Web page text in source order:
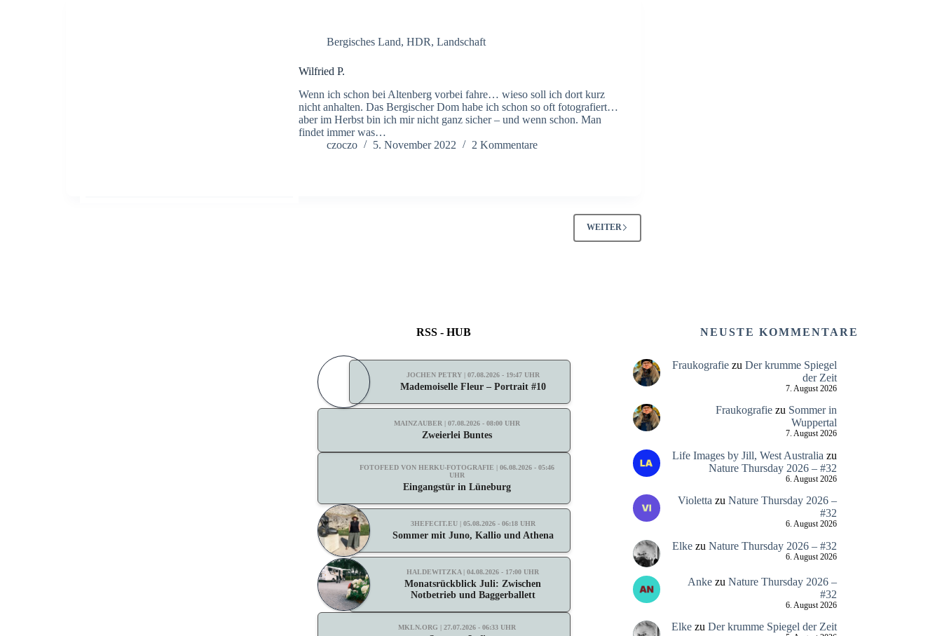
Bergisches Land,HDR,Landschaft
Wilfried P.
Wenn ich schon bei Altenberg vorbei fahre… wieso soll ich dort kurz
nicht anhalten. Das Bergischer Dom habe ich schon so oft fotografiert…
aber im Herbst bin ich mir nicht ganz sicher – und wenn schon. Man
findet immer was…
czoczo
5. November 2022 2 Kommentare
WEITER
RSS - HUB
JOCHEN PETRY | 07.08.2026 - 19:47 UHR
Mademoiselle Fleur – Portrait #10
MAINZAUBER | 07.08.2026 - 08:00 UHR
Zweierlei Buntes
FOTOFEED VON HERKU-FOTOGRAFIE | 06.08.2026 - 05:46
UHR
Eingangstür in Lüneburg
3HEFECIT.EU | 05.08.2026 - 06:18 UHR
Sommer mit Juno, Kallio und Athena
HALDEWITZKA | 04.08.2026 - 17:00 UHR
Monatsrückblick Juli: Zwischen
Notbetrieb und Baggerballett
MKLN.ORG | 27.07.2026 - 06:33 UHR
NEUSTE KOMMENTARE
Fraukografiezu Der krumme Spiegel
der Zeit
7. August 2026
Fraukografiezu Sommer in
Wuppertal
7. August 2026
Life Images by Jill, West Australia zu
Nature Thursday 2026 – #32
6. August 2026
Violettazu Nature Thursday 2026 –
#32
6. August 2026
Elkezu Nature Thursday 2026 – #32
6. August 2026
Ankezu Nature Thursday 2026 –
#32
6. August 2026
Elkezu Der krumme Spiegel der Zeit